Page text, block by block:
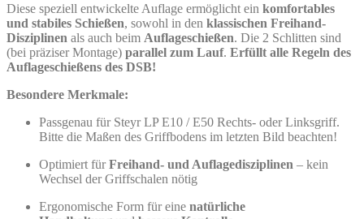
Diese speziell entwickelte Auflage ermöglicht ein komfortables
und stabiles Schießen, sowohl in den klassischen Freihand-
Disziplinen als auch beim Auflageschießen. Die 2 Schlitten sind
(bei präziser Montage) parallel zum Lauf. Erfüllt alle Regeln des
Auflageschießens des DSB!
Besondere Merkmale:
Passgenau für Steyr LP E10 / E50 Rechts- oder Linksgriff.
Bitte die Maßen des Griffbodens im letzten Bild beachten!
Optimiert fürFreihand- und Auflagedisziplinen – kein
Wechsel der Griffschalen nötig
Ergonomische Form für eine natürliche